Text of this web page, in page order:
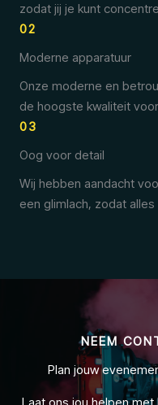
zodat jij je kunt
02
Moderne apparatuur
Onze moderne en
de hoogste kwaliteit
03
Oog voor detail
Wij hebben aandacht
een glimlach, zodat
NEEM
Plan jouw